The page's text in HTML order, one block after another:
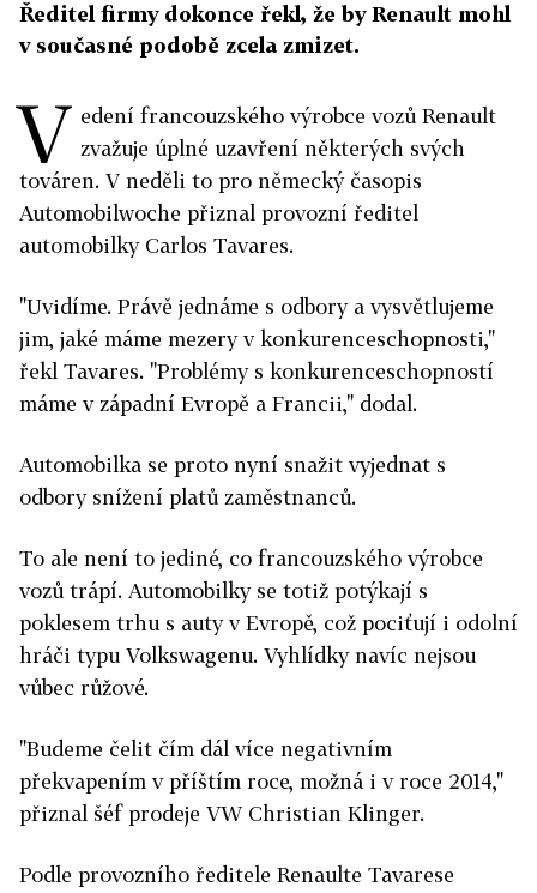
Ředitel firmy dokonce řekl, že by Renault mohl
v současné podobě zcela zmizet.
V edení francouzského výrobce vozů Renault
zvažuje úplné uzavření některých svých
továren. V neděli to pro německý časopis
Automobilwoche přiznal provozní ředitel
automobilky Carlos Tavares.
"Uvidíme. Právě jednáme s odbory a vysvětlujeme
jim, jaké máme mezery v konkurenceschopnosti,"
řekl Tavares. "Problémy s konkurenceschopností
máme v západní Evropě a Francii," dodal.
Automobilka se proto nyní snažit vyjednat s
odbory snížení platů zaměstnanců.
To ale není to jediné, co francouzského výrobce
vozů trápí. Automobilky se totiž potýkají s
poklesem trhu s auty v Evropě, což pociťují i odolní
hráči typu Volkswagenu. Vyhlídky navíc nejsou
vůbec růžové.
"Budeme čelit čím dál více negativním
překvapením v příštím roce, možná i v roce 2014,"
přiznal šéf prodeje VW Christian Klinger.
Podle provozního ředitele Renaulte Tavarese